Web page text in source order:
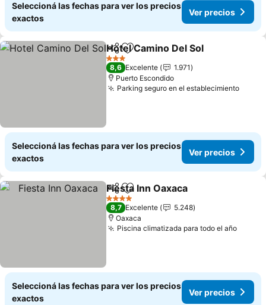
Seleccioná las fechas para ver los precios
exactos
Ver precios
CompartirAñadir a favoritos
Hotel Camino Del Sol
3 Estrellas
8,6 Excelente
1.971
Puerto Escondido
Parking seguro en el establecimiento
Seleccioná las fechas para ver los precios
exactos
Ver precios
CompartirAñadir a favoritos
Fiesta Inn Oaxaca
4 Estrellas
8,7 Excelente
5.248
Oaxaca
Piscina climatizada para todo el año
Seleccioná las fechas para ver los precios
exactos
Ver precios